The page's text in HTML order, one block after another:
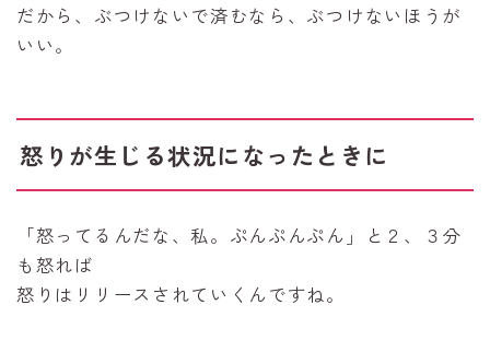
だから、ぶつけないで済むなら、ぶつけないほうが
いい。
怒りが生じる状況になったときに
「怒ってるんだな、私。ぷんぷんぷん」と２、３分
も怒れば
怒りはリリースされていくんですね。